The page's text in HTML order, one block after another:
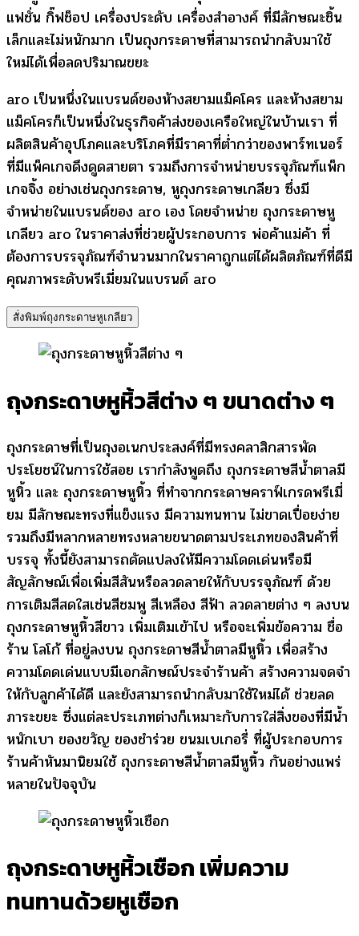
แฟชั่น กิ๊ฟช็อป เครื่องประดับ เครื่องสำอางค์ ที่มีลักษณะชิ้น
เล็กและไม่หนักมาก เป็นถุงกระดาษที่สามารถนำกลับมาใช้
ใหม่ได้เพื่อลดปริมาณขยะ
aro เป็นหนึ่งในแบรนด์ของห้างสยามแม็คโคร และห้างสยาม
แม็คโครก็เป็นหนึ่งในธุรกิจค้าส่งของเครือใหญ่ในบ้านเรา ที่
ผลิตสินค้าอุปโภคและบริโภคที่มีราคาที่ต่ำกว่าของพาร์ทเนอร์
ที่มีแพ็คเกจดึงดูดสายตา รวมถึงการจำหน่ายบรรจุภัณฑ์แพ็ก
เกจจิ้ง อย่างเช่นถุงกระดาษ, หูถุงกระดาษเกลียว ซึ่งมี
จำหน่ายในแบรนด์ของ aro เอง โดยจำหน่าย ถุงกระดาษหู
เกลียว aro ในราคาส่งที่ช่วยผู้ประกอบการ พ่อค้าแม่ค้า ที่
ต้องการบรรจุภัณฑ์จำนวนมากในราคาถูกแต่ได้ผลิตภัณฑ์ที่ดีมี
คุณภาพระดับพรีเมี่ยมในแบรนด์ aro
สั่งพิมพ์ถุงกระดาษหูเกลียว
ถุงกระดาษหูหิ้วสีต่าง ๆ ขนาดต่าง ๆ
ถุงกระดาษที่เป็นถุงอเนกประสงค์ที่มีทรงคลาสิกสารพัด
ประโยชน์ในการใช้สอย เรากำลังพูดถึง ถุงกระดาษสีน้ําตาลมี
หูหิ้ว และ ถุงกระดาษหูหิ้ว ที่ทำจากกระดาษคราฟ์เกรดพรีเมี่
ยม มีลักษณะทรงที่แข็งแรง มีความทนทาน ไม่ขาดเปื่อยง่าย
รวมถึงมีหลากหลายทรงหลายขนาดตามประเภทของสินค้าที่
บรรจุ ทั้งนี้ยังสามารถดัดแปลงให้มีความโดดเด่นหรือมี
สัญลักษณ์เพื่อเพิ่มสีสันหรือลวดลายให้กับบรรจุภัณฑ์ ด้วย
การเติมสีสดใสเช่นสีชมพู สีเหลือง สีฟ้า ลวดลายต่าง ๆ ลงบน
ถุงกระดาษหูหิ้วสีขาว เพิ่มเติมเข้าไป หรือจะเพิ่มข้อความ ชื่อ
ร้าน โลโก้ ที่อยู่ลงบน ถุงกระดาษสีน้ําตาลมีหูหิ้ว เพื่อสร้าง
ความโดดเด่นแบบมีเอกลักษณ์ประจำร้านค้า สร้างความจดจำ
ให้กับลูกค้าได้ดี และยังสามารถนำกลับมาใช้ใหม่ได้ ช่วยลด
ภาระขยะ ซึ่งแต่ละประเภทต่างก็เหมาะกับการใส่สิ่งของที่มีน้ำ
หนักเบา ของขวัญ ของชำร่วย ขนมเบเกอรี่ ที่ผู้ประกอบการ
ร้านค้าหันมานิยมใช้ ถุงกระดาษสีน้ําตาลมีหูหิ้ว กันอย่างแพร่
หลายในปัจจุบัน
ถุงกระดาษหูหิ้วเชือก เพิ่มความ
ทนทานด้วยหูเชือก